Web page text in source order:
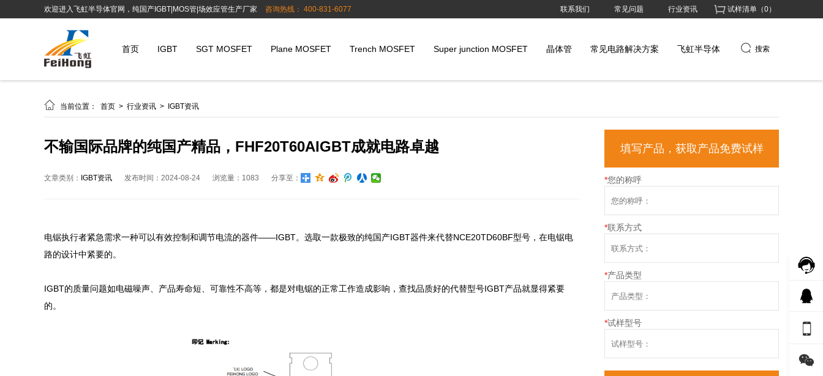
欢迎进入飞虹半导体官网，纯国产IGBT|MOS管|场效应管生产厂家 咨询热线： 400-831-6077 联系我们 常见问题 行业资讯 试样清单（0）
首页 IGBT SGT MOSFET Plane MOSFET Trench MOSFET Super junction MOSFET 晶体管 常见电路解决方案 飞虹半导体 搜索
 当前位置： 首页 > 行业资讯 > IGBT资讯
不输国际品牌的纯国产精品，FHF20T60AIGBT成就电路卓越
文章类别： IGBT资讯 发布时间：2024-08-24 浏览量：1083 分享至：
电锯执行者紧急需求一种可以有效控制和调节电流的器件——IGBT。选取一款极致的纯国产IGBT器件来代替NCE20TD60BF型号，在电锯电
路的设计中紧要的。
IGBT的质量问题如电磁噪声、产品寿命短、可靠性不高等，都是对电锯的正常工作造成影响，查找品质好的代替型号IGBT产品就显得紧要
的。
填写产品，获取产品免费试样
*您的称呼
*联系方式
*产品类型
*试样型号

